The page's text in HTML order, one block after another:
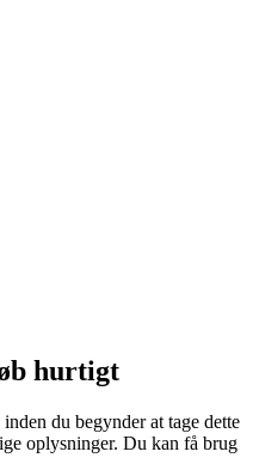
hurtigt
du begynder at tage dette
oplysninger. Du kan få brug